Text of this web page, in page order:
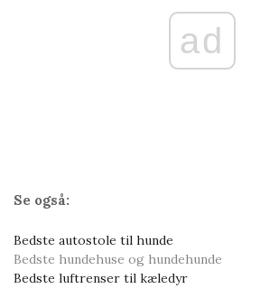
ad
Se også:
Bedste autostole til hunde
Bedste hundehuse og hundehunde
Bedste luftrenser til kæledyr